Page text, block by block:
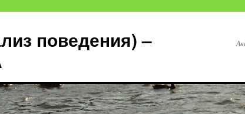
поведения) –